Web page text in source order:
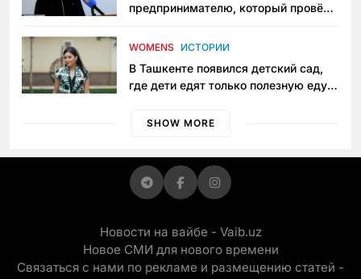
предпринимателю, который провёл
приговору
WOMENS ИСТОРИИ
В Ташкенте появился детский сад,
где дети едят только полезную еду.
просить «кашу без сахара»
SHOW MORE
Новости на вайбе - Vaib.uz
Новое СМИ для нового времени
Связаться с нами по рекламе и размещению статей -